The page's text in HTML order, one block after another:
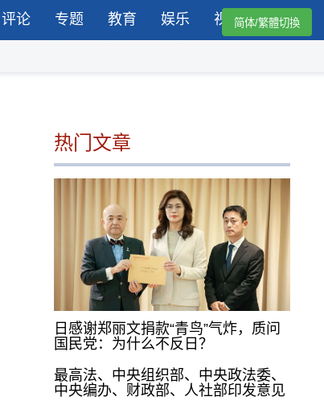
评论 专题 教育 娱乐 视频简体/繁體切換
热门文章
日感谢郑丽文捐款“青鸟”气炸，质问
国民党：为什么不反日？
最高法、中央组织部、中央政法委、
中央编办、财政部、人社部印发意见